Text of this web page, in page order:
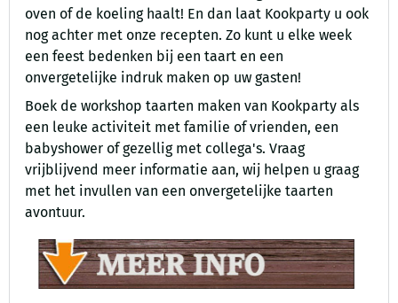
oven of de koeling haalt! En dan laat Kookparty u ook
nog achter met onze recepten. Zo kunt u elke week
een feest bedenken bij een taart en een
onvergetelijke indruk maken op uw gasten!
Boek de workshop taarten maken van Kookparty als
een leuke activiteit met familie of vrienden, een
babyshower of gezellig met collega's. Vraag
vrijblijvend meer informatie aan, wij helpen u graag
met het invullen van een onvergetelijke taarten
avontuur.